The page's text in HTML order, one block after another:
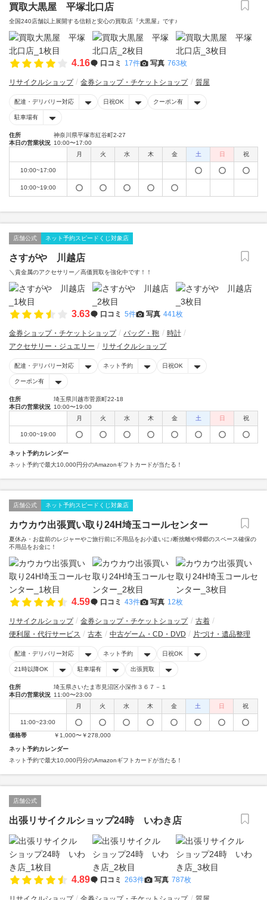
買取大黒屋 平塚北口店
全国240店舗以上展開する信頼と安心の買取店『大黒屋』です♪
4.16 口コミ 17件 写真 763枚
リサイクルショップ 金券ショップ・チケットショップ 質屋
配達・デリバリー対応 日祝OK クーポン有
駐車場有
住所
神奈川県平塚市紅谷町2-27
本日の営業状況 10:00〜17:00
月
火 水 木 金 土 日 祝
10:00~17:00
10:00~19:00
店舗公式 ネット予約スピードくじ対象店
さすがや 川越店
＼貴金属のアクセサリー／高価買取を強化中です！！
3.63 口コミ 5件 写真 441枚
金券ショップ・チケットショップ バッグ・鞄
時計
アクセサリー・ジュエリー
リサイクルショップ
配達・デリバリー対応 ネット予約 日祝OK
クーポン有
住所
埼玉県川越市菅原町22-18
本日の営業状況 10:00〜19:00
月
火 水 木 金 土 日 祝
10:00~19:00
ネット予約カレンダー
ネット予約で最大10,000円分のAmazonギフトカードが当たる！
店舗公式 ネット予約スピードくじ対象店
カウカウ出張買い取り24H埼玉コールセンター
夏休み・お盆前のレジャーやご旅行前に不用品をお小遣いに♪断捨離や帰郷のスペース確保の
不用品をお金に！
4.59 口コミ 43件 写真 12枚
リサイクルショップ 金券ショップ・チケットショップ
古着
便利屋・代行サービス
古本 中古ゲーム・CD・DVD 片づけ・遺品整理
配達・デリバリー対応 ネット予約 日祝OK
21時以降OK 駐車場有 出張買取
住所
埼玉県さいたま市見沼区小深作３６７－１
本日の営業状況 11:00〜23:00
月
火 水 木 金 土 日 祝
11:00~23:00
価格帯
￥1,000〜￥278,000
ネット予約カレンダー
ネット予約で最大10,000円分のAmazonギフトカードが当たる！
店舗公式
出張リサイクルショップ24時 いわき店
4.89 口コミ 263件 写真 787枚